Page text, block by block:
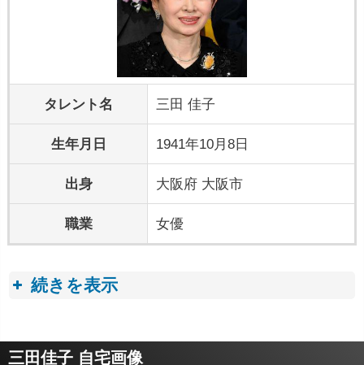
タレント名 三田 佳子
生年月日 1941年10月8日
出身 大阪府 大阪市
職業 女優
続きを表示
プロフィールトピック
三田佳子 自宅画像